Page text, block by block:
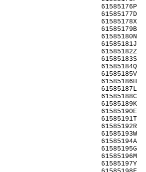
61585176P
61585177D
61585178X
61585179B
61585180N
61585181J
61585182Z
61585183S
61585184Q
61585185V
61585186H
61585187L
61585188C
61585189K
61585190E
61585191T
61585192R
61585193W
61585194A
61585195G
61585196M
61585197Y